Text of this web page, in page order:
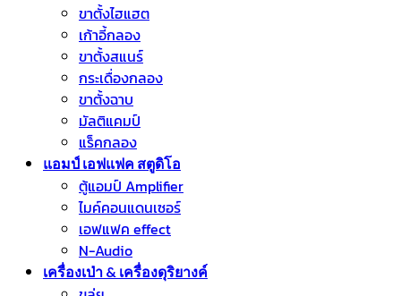
ขาตั้งไฮแฮต
เก้าอี้กลอง
ขาตั้งสแนร์
กระเดื่องกลอง
ขาตั้งฉาบ
มัลติแคมป์
แร็คกลอง
แอมป์ เอฟแฟค สตูดิโอ
ตู้แอมป์ Amplifier
ไมค์คอนแดนเซอร์
เอฟแฟค effect
N-Audio
เครื่องเป่า & เครื่องดุริยางค์